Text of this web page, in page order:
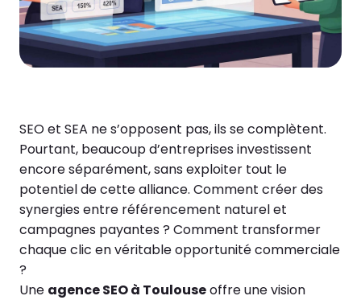
SEO et SEA ne s’opposent pas, ils se complètent.
Pourtant, beaucoup d’entreprises investissent
encore séparément, sans exploiter tout le
potentiel de cette alliance. Comment créer des
synergies entre référencement naturel et
campagnes payantes ? Comment transformer
chaque clic en véritable opportunité commerciale
?
Une agence SEO à Toulouseoffre une vision